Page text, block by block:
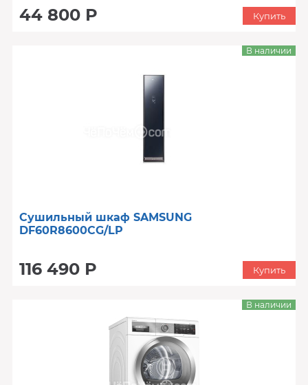
44 800 Р Купить
Сушильный шкаф SAMSUNG
DF60R8600CG/LP
116 490 Р
В наличии
Купить
В наличии